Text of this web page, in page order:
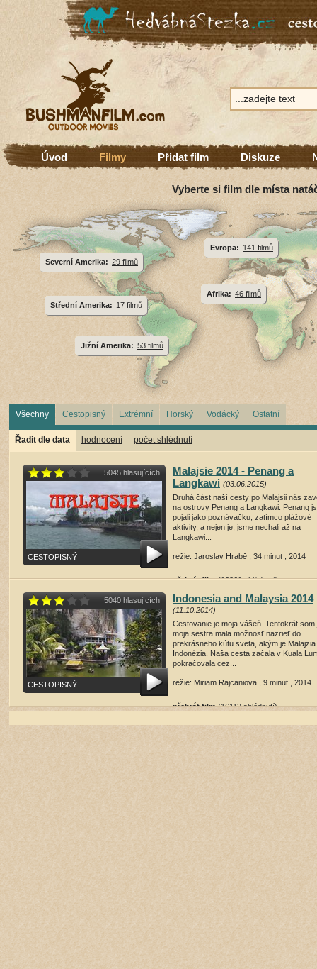
Úvod Filmy Přidat film Diskuze
Vyberte si film dle místa
Afrika: 46 filmů
Evropa: 141 filmů
Jižní Amerika: 53 filmů
Severní Amerika: 29 filmů
Střední Amerika: 17 filmů
Všechny Cestopisný Extrémní Horský Vodácký Ostatní
Řadit dle data hodnocení počet shlédnutí
5045 hlasujících
CESTOPISNÝ
Malajsie 2014 - Penang a
Langkawi (03.06.2015)
Druhá část naší cesty po Malajsii nás
na ostrovy Penang a Langkawi. Penang
pojali jako poznávačku, zatímco plážové
aktivity, a nejen je, jsme nechali až na
Langkawi...
režie: Jaroslav Hrabě , 34 minut , 2014
přehrát film (13261 shlédnutí)
5040 hlasujících
CESTOPISNÝ
Indonesia and Malaysia 2014
(11.10.2014)
Cestovanie je moja vášeň. Tentokrát som
moja sestra mala možnosť nazrieť do
prekrásneho kútu sveta, akým je Malajzia
Indonézia. Naša cesta začala v Kuala
pokračovala cez...
režie: Miriam Rajcaniova , 9 minut , 2014
přehrát film (16112 shlédnutí)